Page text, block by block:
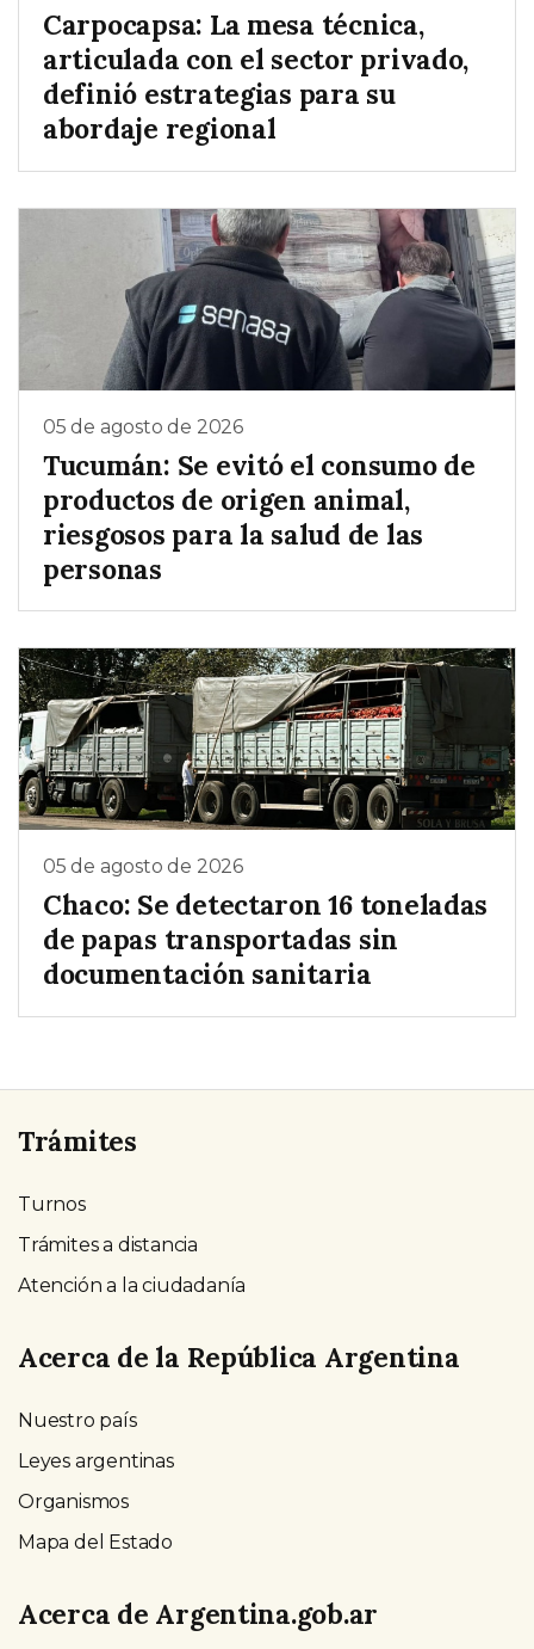
Carpocapsa: La mesa técnica,
articulada con el sector privado,
definió estrategias para su
abordaje regional
05 de agosto de 2026
Tucumán: Se evitó el consumo de
productos de origen animal,
riesgosos para la salud de las
personas
05 de agosto de 2026
Chaco: Se detectaron 16 toneladas
de papas transportadas sin
documentación sanitaria
Trámites
Turnos
Trámites a distancia
Atención a la ciudadanía
Acerca de la República Argentina
Nuestro país
Leyes argentinas
Organismos
Mapa del Estado
Acerca de Argentina.gob.ar